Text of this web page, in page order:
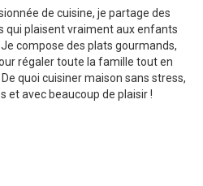
de cuisine, je partage des
qui plaisent vraiment aux enfants
compose des plats gourmands,
régaler toute la famille tout en
quoi cuisiner maison sans stress,
et avec beaucoup de plaisir !